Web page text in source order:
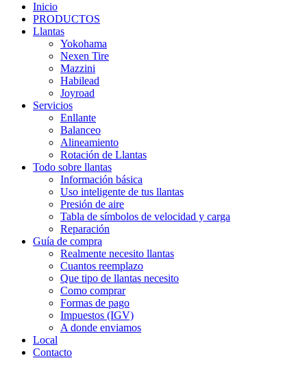
Inicio
PRODUCTOS
Llantas
Yokohama
Nexen Tire
Mazzini
Habilead
Joyroad
Servicios
Enllante
Balanceo
Alineamiento
Rotación de Llantas
Todo sobre llantas
Información básica
Uso inteligente de tus llantas
Presión de aire
Tabla de símbolos de velocidad y carga
Reparación
Guía de compra
Realmente necesito llantas
Cuantos reemplazo
Que tipo de llantas necesito
Como comprar
Formas de pago
Impuestos (IGV)
A donde enviamos
Local
Contacto